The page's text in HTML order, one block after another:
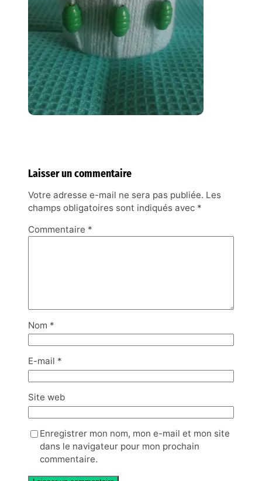
Laisser un commentaire
Votre adresse e-mail ne sera pas publiée. Les
champs obligatoires sont indiqués avec *
Commentaire *
Nom *
E-mail *
Site web
Enregistrer mon nom, mon e-mail et mon site
dans le navigateur pour mon prochain
commentaire.